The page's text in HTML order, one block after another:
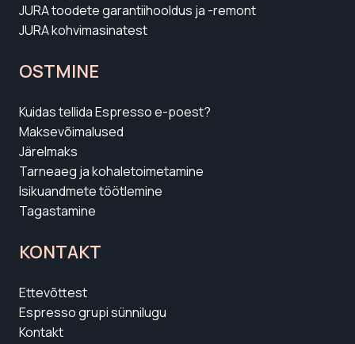
JURA toodete garantiihooldus ja -remont
JURA kohvimasinatest
OSTMINE
Kuidas tellida Espresso e-poest?
Maksevõimalused
Järelmaks
Tarneaeg ja kohaletoimetamine
Isikuandmete töötlemine
Tagastamine
KONTAKT
Ettevõttest
Espresso grupi sünnilugu
Kontakt